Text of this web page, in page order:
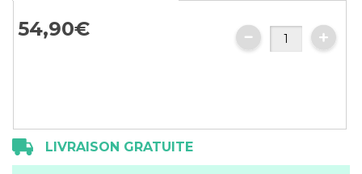
of
54,90€
LIVRAISON GRATUITE